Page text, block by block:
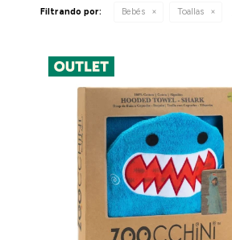
Filtrando por: Bebés Toallas